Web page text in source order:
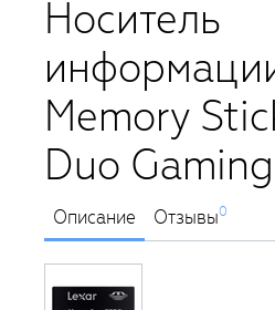
Носитель
Memory
Duo
Описание Отзывы0